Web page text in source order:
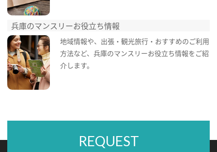
兵庫のマンスリーお役立ち情報
地域情報や、出張・観光旅行・おすすめのご利用
方法など、兵庫のマンスリーお役立ち情報をご紹
介します。
REQUEST